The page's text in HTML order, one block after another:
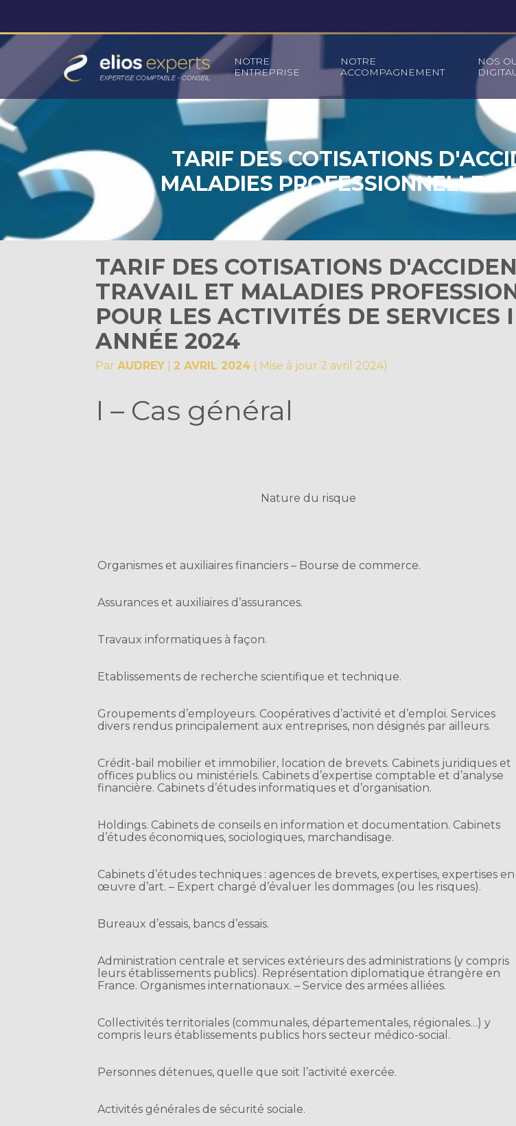
Aller
au
Principal
NOTRE
ENTREPRISE
NOTRE
ACCOMPAGNEMENT
NOS
TARIF DES COTISATIONS
MALADIES PROFESSIONNELLES
SERVICES I –
TARIF DES COTISATIONS
TRAVAIL ET MALADIES
POUR LES ACTIVITÉS DE SERVICES
ANNÉE 2024
ParAUDREY 2 AVRIL 2024 ( Mise à jour 2 avril 2024)
I – Cas général
Nature du risque
Organismes et auxiliaires financiers – Bourse de commerce.
Assurances et auxiliaires d’assurances.
Travaux informatiques à façon.
Etablissements de recherche scientifique et technique.
Groupements d’employeurs. Coopératives d’activité et d’emploi. Services
divers rendus principalement aux entreprises, non désignés par ailleurs.
Crédit-bail mobilier et immobilier, location de brevets. Cabinets juridiques et
offices publics ou ministériels. Cabinets d’expertise comptable et d’analyse
financière. Cabinets d’études informatiques et d’organisation.
Holdings. Cabinets de conseils en information et documentation. Cabinets
d’études économiques, sociologiques, marchandisage.
Cabinets d’études techniques : agences de brevets, expertises, expertises en
œuvre d’art. – Expert chargé d’évaluer les dommages (ou les risques).
Bureaux d’essais, bancs d’essais.
Administration centrale et services extérieurs des administrations (y compris
leurs établissements publics). Représentation diplomatique étrangère en
France. Organismes internationaux. – Service des armées alliées.
Collectivités territoriales (communales, départementales, régionales…) y
compris leurs établissements publics hors secteur médico-social.
Personnes détenues, quelle que soit l’activité exercée.
Activités générales de sécurité sociale.